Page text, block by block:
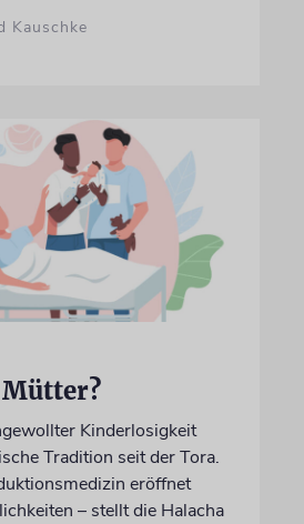
Kauschke
Kinderlosigkeit
Tradition seit der Tora.
eröffnet
– stellt die Halacha